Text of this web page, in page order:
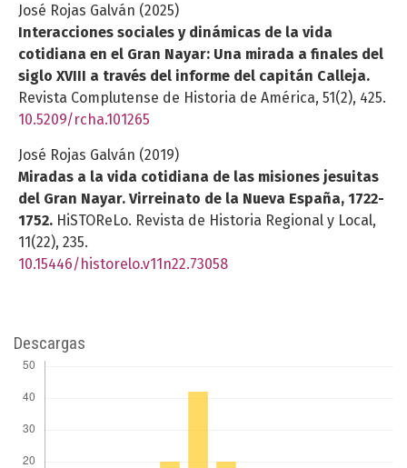
José Rojas Galván (2025)
Interacciones sociales y dinámicas de la vida
cotidiana en el Gran Nayar: Una mirada a finales del
siglo XVIII a través del informe del capitán Calleja.
Revista Complutense de Historia de América, 51(2), 425.
10.5209/rcha.101265
José Rojas Galván (2019)
Miradas a la vida cotidiana de las misiones jesuitas
del Gran Nayar. Virreinato de la Nueva España, 1722-
1752. HiSTOReLo. Revista de Historia Regional y Local,
11(22), 235.
10.15446/historelo.v11n22.73058
Descargas